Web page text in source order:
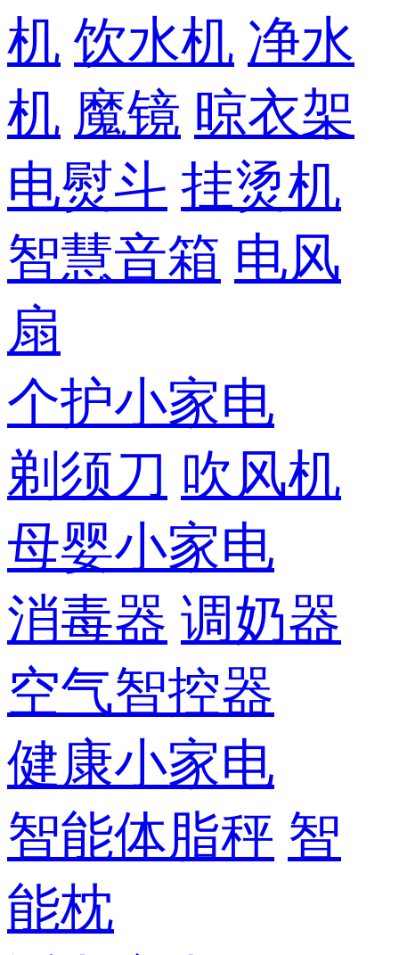
机 饮水机 净水
机 魔镜 晾衣架
电熨斗 挂烫机
智慧音箱 电风
扇
个护小家电
剃须刀 吹风机
母婴小家电
消毒器 调奶器
空气智控器
健康小家电
智能体脂秤 智
能枕